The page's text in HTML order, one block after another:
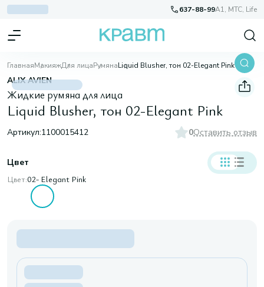
637-88-99A1, МТС, Life
ГлавнаяМакияжДля лицаРумянаLiquid Blusher, тон 02-Elegant Pink
ALIX AVIEN
Жидкие румяна для лица
Liquid Blusher, тон 02-Elegant Pink
Артикул:1100015412 0Оставить отзыв
Цвет
Цвет:02- Elegant Pink